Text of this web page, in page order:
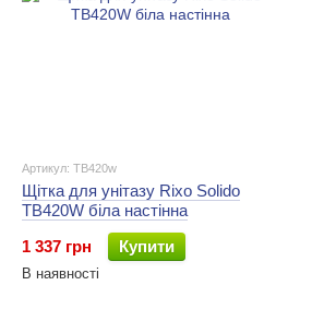
Артикул: TB420w
Щітка для унітазу Rixo Solido
TB420W біла настінна
1 337 грн
Купити
В наявності